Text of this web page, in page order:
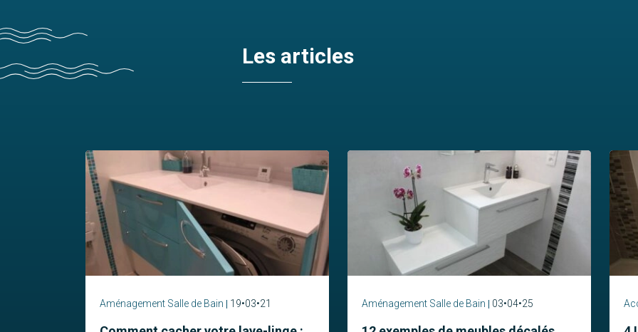
Les articles
Aménagement Salle de Bain 19•03•21 Aménagement Salle de Bain 03•04•25